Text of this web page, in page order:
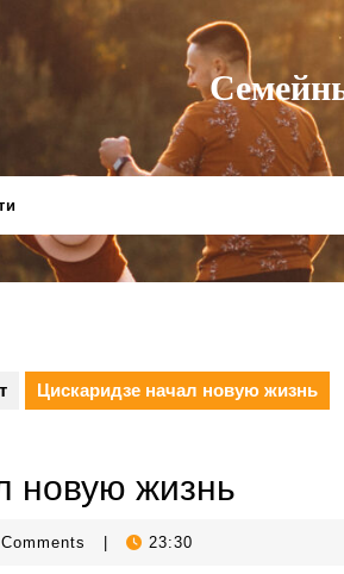
Цискаридзе начал новую жизнь
новую жизнь
23:30